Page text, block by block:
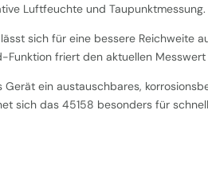
Luftfeuchte und Taupunktmessung.
sich für eine bessere Reichweite
friert den aktuellen
Gerät ein austauschbares,
sich das 45158 besonders für